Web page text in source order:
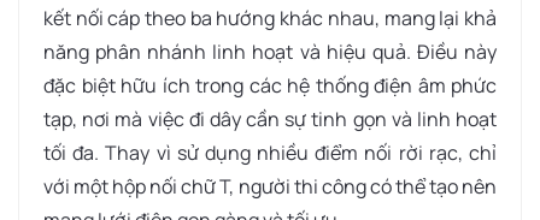
kết nối cáp theo ba hướng khác nhau, mang lại khả
năng phân nhánh linh hoạt và hiệu quả. Điều này
đặc biệt hữu ích trong các hệ thống điện âm phức
tạp, nơi mà việc đi dây cần sự tinh gọn và linh hoạt
tối đa. Thay vì sử dụng nhiều điểm nối rời rạc, chỉ
với một hộp nối chữ T, người thi công có thể tạo nên